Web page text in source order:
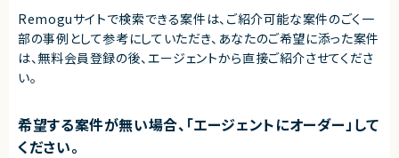
Remoguサイトで検索できる案件は、ご紹介可能な案件のごく一
部の事例として参考にしていただき、 あなたのご希望に添った案件
は、無料会員登録の後、エージェントから直接ご紹介させてくださ
い。
希望する案件が無い場合、「エージェントにオーダー」して
ください。